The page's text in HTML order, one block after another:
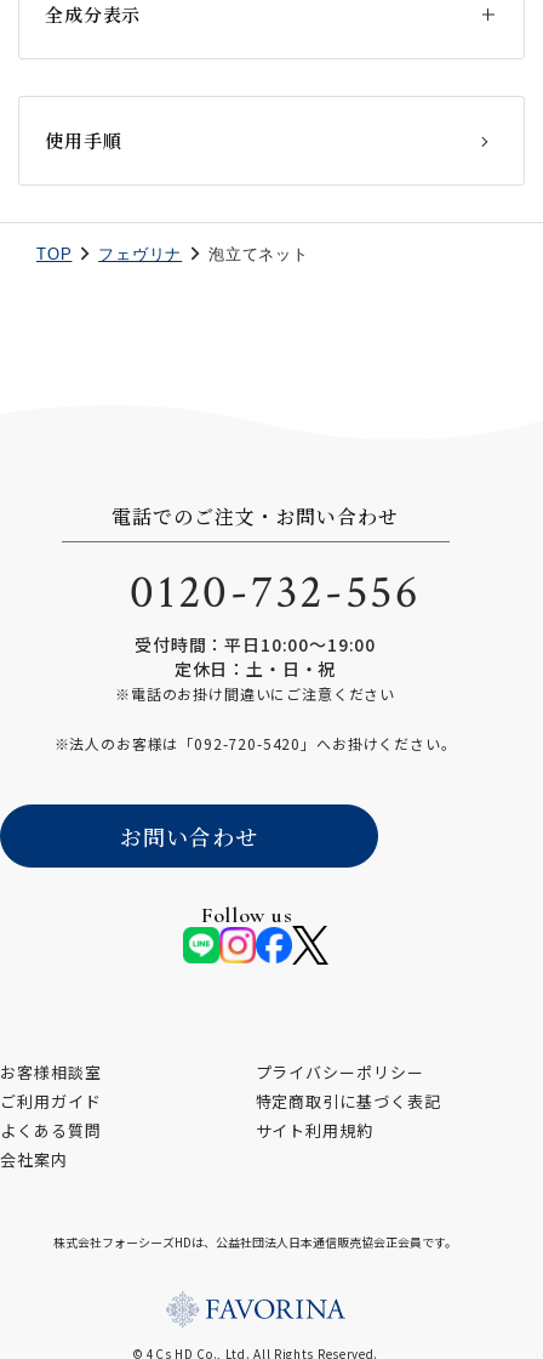
全成分表示
使用手順
TOP フェヴリナ 泡立てネット
電話でのご注文・お問い合わせ
0120-732-556
受付時間：平日10:00〜19:00
定休日：土・日・祝
※電話のお掛け間違いにご注意ください
※法人のお客様は「092-720-5420 」へお掛けください。
Follow us
お問い合わせ
お客様相談室
ご利用ガイド
よくある質問
会社案内
プライバシーポリシー
特定商取引に基づく表記
サイト利用規約
株式会社フォーシーズHDは、公益社団法人日本通信販売協会正会員です。
© 4Cs HD Co., Ltd. All Rights Reserved.